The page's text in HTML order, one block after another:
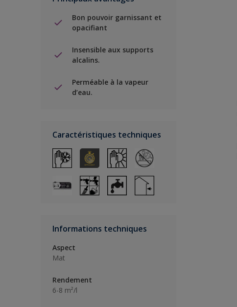
Bon pouvoir garnissant et
opacifiant
Insensible aux supports
alcalins.
Perméable à la vapeur
d’eau.
Caractéristiques techniques
Informations techniques
Aspect
Mat
Rendement
6-8 m²/l